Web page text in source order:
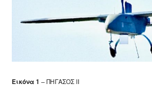
Εικόνα 1 – ΠΗΓΑΣΟΣ ΙΙ